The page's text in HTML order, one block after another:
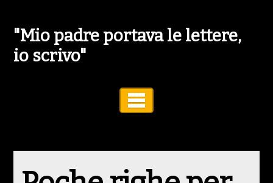
"Mio padre portava le lettere,
io scrivo"